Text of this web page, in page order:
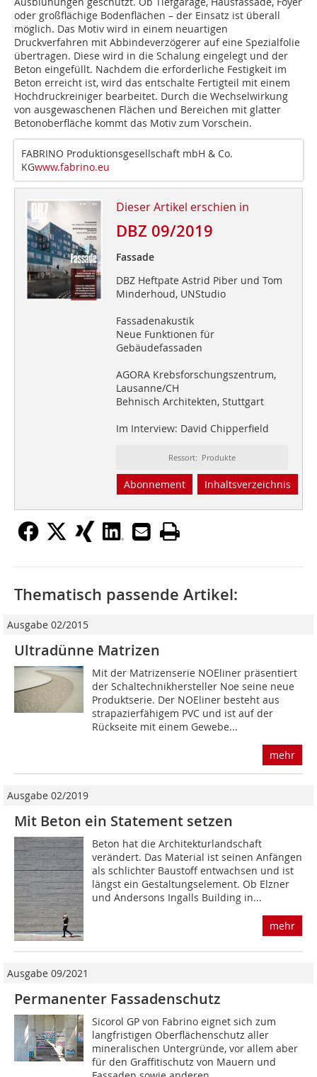
oder großflächige Bodenflächen – der Einsatz ist überall
möglich. Das Motiv wird in einem neuartigen
Druckverfahren mit Abbindeverzögerer auf eine Spezialfolie
übertragen. Diese wird in die Schalung eingelegt und der
Beton eingefüllt. Nachdem die erforderliche Festigkeit im
Beton erreicht ist, wird das entschalte Fertigteil mit einem
Hochdruckreiniger bearbeitet. Durch die Wechselwirkung
von ausgewaschenen Flächen und Bereichen mit glatter
Betonoberfläche kommt das Motiv zum Vorschein.
FABRINO Produktionsgesellschaft mbH & Co.
KGwww.fabrino.eu
Dieser Artikel erschien in
DBZ 09/2019
Fassade
DBZ Heftpate Astrid Piber und Tom
Minderhoud, UNStudio
Fassadenakustik
Neue Funktionen für
Gebäudefassaden
AGORA Krebsforschungszentrum,
Lausanne/CH
Behnisch Architekten, Stuttgart
Im Interview: David Chipperfield
Ressort: Produkte
Abonnement Inhaltsverzeichnis
Thematisch passende Artikel:
Ausgabe 02/2015
Ultradünne Matrizen
Mit der Matrizenserie NOEliner präsentiert
der Schaltechnikhersteller Noe seine neue
Produktserie. Der NOEliner besteht aus
strapazier­fähigem PVC und ist auf der
Rückseite mit einem Gewebe...
mehr
Ausgabe 02/2019
Mit Beton ein Statement setzen
Beton hat die Architekturlandschaft
verändert. Das Material ist seinen Anfängen
als schlichter Baustoff entwachsen und ist
längst ein Gestaltungselement. Ob Elzner
und Andersons Ingalls Building in...
mehr
Ausgabe 09/2021
Permanenter Fassadenschutz
Sicorol GP von Fabrino eignet sich zum
langfristigen Oberflächenschutz aller
mineralischen Untergründe, vor allem aber
für den Graffitischutz von Mauern und